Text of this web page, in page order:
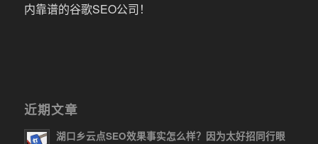
内靠谱的谷歌SEO公司！
近期文章
湖口乡云点SEO效果事实怎么样？因为太好招同行眼